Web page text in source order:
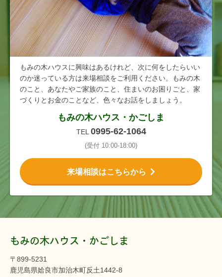
もみの木ハウスに興味はあるけれど、次に何をしたらいい
のか迷っている方は来場相談をご利用ください。もみの木
のこと、あなたやご家族のこと、住まいのお困りごと、家
づくりとお金のことなど、色々なお話をしましょう。
もみの木ハウス・かごしま
TEL 0995-62-1064
(受付 10:00-18:00)
来場相談はこちらから
もみの木ハウス・かごしま
〒899-5231
鹿児島県姶良市加治木町反土1442-8